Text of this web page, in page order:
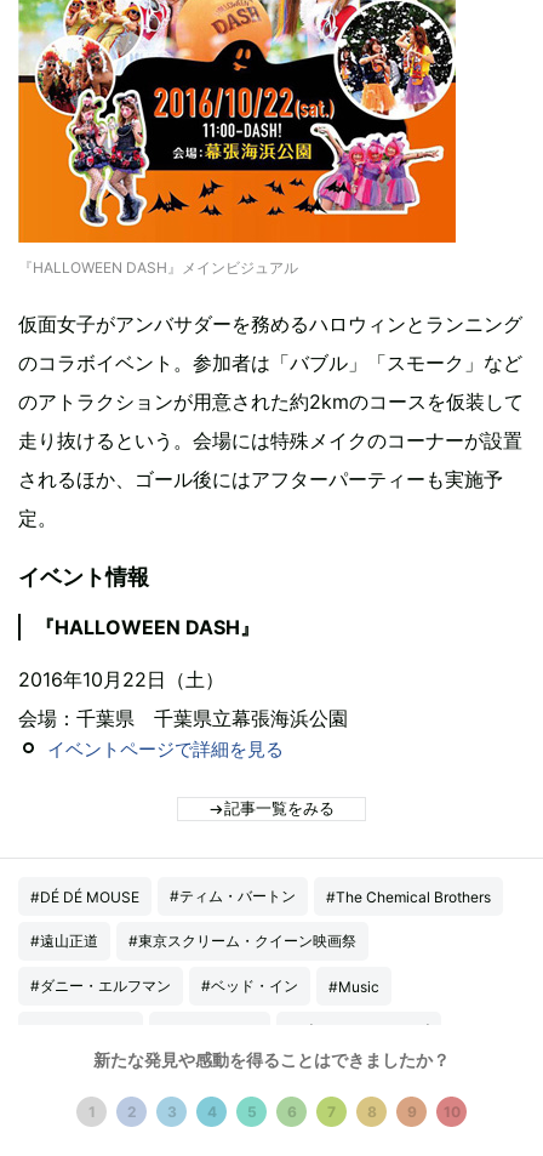
『HALLOWEEN DASH』メインビジュアル
仮面女子がアンバサダーを務めるハロウィンとランニング
のコラボイベント。参加者は「バブル」「スモーク」など
のアトラクションが用意された約2kmのコースを仮装して
走り抜けるという。会場には特殊メイクのコーナーが設置
されるほか、ゴール後にはアフターパーティーも実施予
定。
イベント情報
『HALLOWEEN DASH』
2016年10月22日（土）
会場：千葉県 千葉県立幕張海浜公園
イベントページで詳細を見る
記事一覧をみる
#DÉ DÉ MOUSE #ティム・バートン #The Chemical Brothers
#遠山正道 #東京スクリーム・クイーン映画祭
#ダニー・エルフマン #ベッド・イン #Music
#ゴーストバスターズ
#ねぶくろシネマ #Rockwell Sirkus #イベントまとめ
#ロブ・ゾンビ #MUSIC CIRCUS #猿楽祭
新たな発見や感動を得ることはできましたか？
1 2 3 4 5 6 7 8 9 10